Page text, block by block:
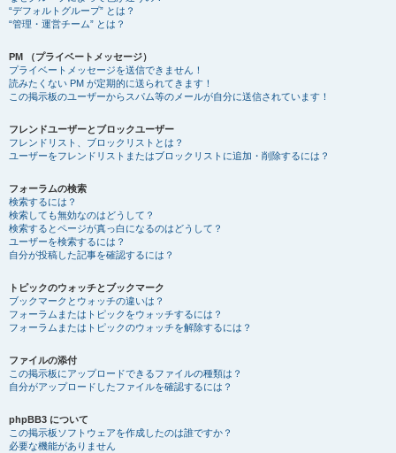
“デフォルトグループ” とは？
“管理・運営チーム” とは？
PM （プライベートメッセージ）
プライベートメッセージを送信できません！
読みたくない PM が定期的に送られてきます！
この掲示板のユーザーからスパム等のメールが自分に送信されています！
フレンドユーザーとブロックユーザー
フレンドリスト、ブロックリストとは？
ユーザーをフレンドリストまたはブロックリストに追加・削除するには？
フォーラムの検索
検索するには？
検索しても無効なのはどうして？
検索するとページが真っ白になるのはどうして？
ユーザーを検索するには？
自分が投稿した記事を確認するには？
トピックのウォッチとブックマーク
ブックマークとウォッチの違いは？
フォーラムまたはトピックをウォッチするには？
フォーラムまたはトピックのウォッチを解除するには？
ファイルの添付
この掲示板にアップロードできるファイルの種類は？
自分がアップロードしたファイルを確認するには？
phpBB3 について
この掲示板ソフトウェアを作成したのは誰ですか？
必要な機能がありません